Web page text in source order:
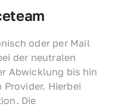
oder per Mail
der neutralen
Abwicklung bis hin
Provider. Hierbei
Die